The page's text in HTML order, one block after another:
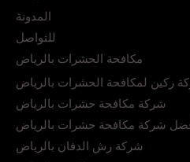
المدونة
للتواصل
مكافحة الحشرات بالرياض
ركين لمكافحة الحشرات بالرياض
شركة مكافحة حشرات بالرياض
شركة مكافحة حشرات بالرياض
شركة رش الدفان بالرياض